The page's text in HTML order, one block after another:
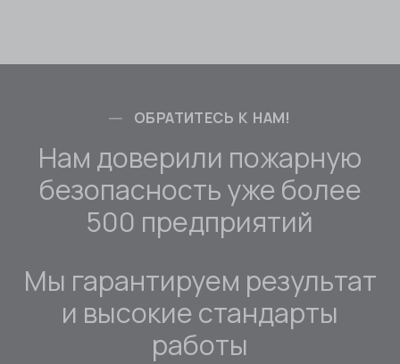
ОБРАТИТЕСЬ К НАМ!
Нам доверили пожарную
безопасность уже более
500 предприятий
Мы гарантируем результат
и высокие стандарты
работы